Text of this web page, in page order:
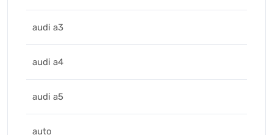
audi a3
audi a4
audi a5
auto